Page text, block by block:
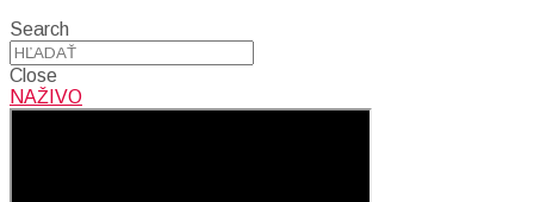
Search
Close
NAŽIVO